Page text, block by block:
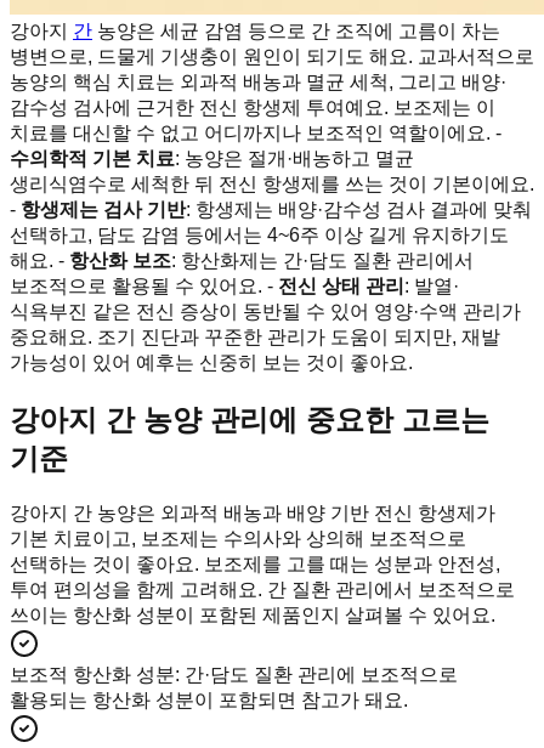
강아지 간 농양은 세균 감염 등으로 간 조직에 고름이 차는
병변으로, 드물게 기생충이 원인이 되기도 해요. 교과서적으로
농양의 핵심 치료는 외과적 배농과 멸균 세척, 그리고 배양·
감수성 검사에 근거한 전신 항생제 투여예요. 보조제는 이
치료를 대신할 수 없고 어디까지나 보조적인 역할이에요. -
수의학적 기본 치료: 농양은 절개·배농하고 멸균
생리식염수로 세척한 뒤 전신 항생제를 쓰는 것이 기본이에요.
- 항생제는 검사 기반: 항생제는 배양·감수성 검사 결과에 맞춰
선택하고, 담도 감염 등에서는 4~6주 이상 길게 유지하기도
해요. - 항산화 보조: 항산화제는 간·담도 질환 관리에서
보조적으로 활용될 수 있어요. - 전신 상태 관리 : 발열·
식욕부진 같은 전신 증상이 동반될 수 있어 영양·수액 관리가
중요해요. 조기 진단과 꾸준한 관리가 도움이 되지만, 재발
가능성이 있어 예후는 신중히 보는 것이 좋아요.
강아지 간 농양 관리에 중요한 고르는
기준
강아지 간 농양은 외과적 배농과 배양 기반 전신 항생제가
기본 치료이고, 보조제는 수의사와 상의해 보조적으로
선택하는 것이 좋아요. 보조제를 고를 때는 성분과 안전성,
투여 편의성을 함께 고려해요. 간 질환 관리에서 보조적으로
쓰이는 항산화 성분이 포함된 제품인지 살펴볼 수 있어요.
보조적 항산화 성분: 간·담도 질환 관리에 보조적으로
활용되는 항산화 성분이 포함되면 참고가 돼요.